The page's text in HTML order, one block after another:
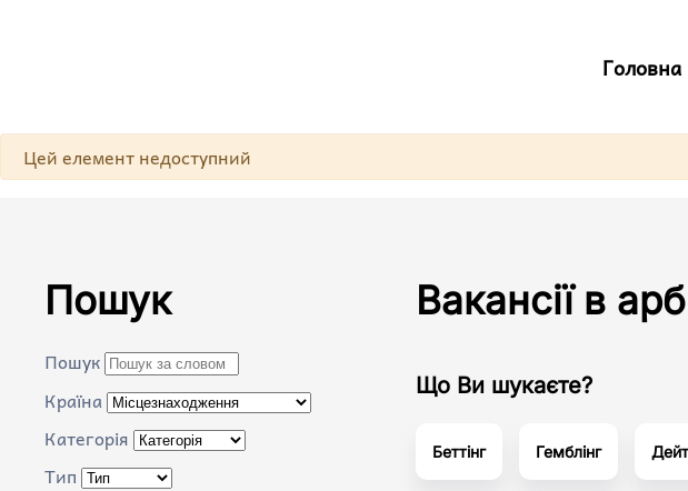
Головна
Попередження
Цей елемент недоступний
Пошук
Пошук
Країна
Категорія
Тип
Вакансії в
Що Ви шукаєте?
Беттінг Гемблінг